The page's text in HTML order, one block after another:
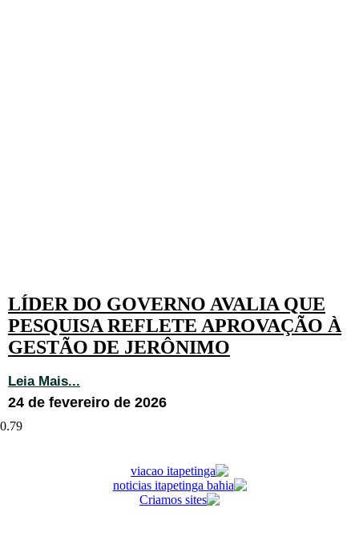
LÍDER DO GOVERNO AVALIA QUE
PESQUISA REFLETE APROVAÇÃO À
GESTÃO DE JERÔNIMO
Leia Mais...
24 de fevereiro de 2026